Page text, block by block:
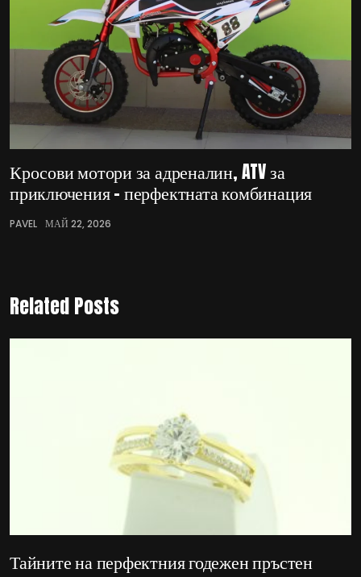
Кросови мотори за адреналин, ATV за
приключения – перфектната комбинация
PAVEL МАЙ 22, 2026
Related Posts
Тайните на перфектния годежен пръстен